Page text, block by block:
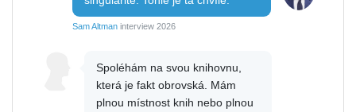
Sam Altman interview 2026
Spoléhám na svou knihovnu,
která je fakt obrovská. Mám
plnou místnost knih nebo plnou